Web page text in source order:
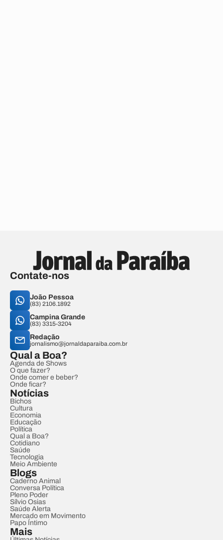
Contate-nos
João Pessoa
(83) 2106.1892
Campina Grande
(83) 3315-3204
Redação
jornalismo@jornaldaparaiba.com.br
Qual a Boa?
Agenda de Shows
O que fazer?
Onde comer e beber?
Onde ficar?
Notícias
Bichos
Cultura
Economia
Educação
Política
Qual a Boa?
Cotidiano
Saúde
Tecnologia
Meio Ambiente
Blogs
Caderno Animal
Conversa Política
Pleno Poder
Sílvio Osias
Saúde Alerta
Mercado em Movimento
Papo Íntimo
Mais